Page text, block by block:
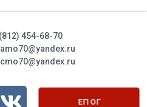
454-68-70
ЕП ОГ